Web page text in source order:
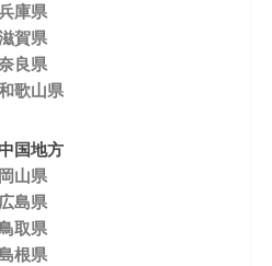
庫県
賀県
良県
歌山県
国地方
岡山県
広島県
取県
根県